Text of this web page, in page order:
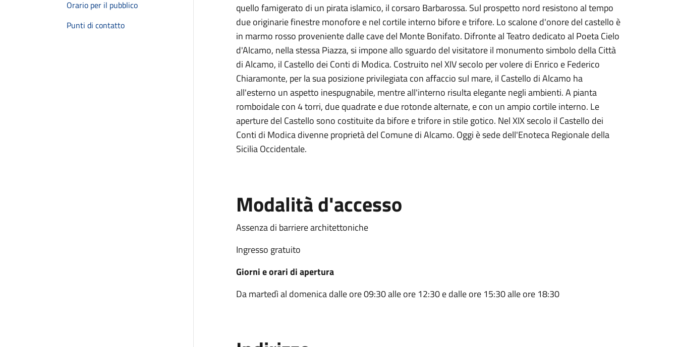
Orario per il pubblico
Punti di contatto
quello famigerato di un pirata islamico, il corsaro Barbarossa. Sul prospetto nord resistono al tempo
due originarie finestre monofore e nel cortile interno bifore e trifore. Lo scalone d'onore del castello è
in marmo rosso proveniente dalle cave del Monte Bonifato. Difronte al Teatro dedicato al Poeta Cielo
d'Alcamo, nella stessa Piazza, si impone allo sguardo del visitatore il monumento simbolo della Città
di Alcamo, il Castello dei Conti di Modica. Costruito nel XIV secolo per volere di Enrico e Federico
Chiaramonte, per la sua posizione privilegiata con affaccio sul mare, il Castello di Alcamo ha
all'esterno un aspetto inespugnabile, mentre all'interno risulta elegante negli ambienti. A pianta
romboidale con 4 torri, due quadrate e due rotonde alternate, e con un ampio cortile interno. Le
aperture del Castello sono costituite da bifore e trifore in stile gotico. Nel XIX secolo il Castello dei
Conti di Modica divenne proprietà del Comune di Alcamo. Oggi è sede dell'Enoteca Regionale della
Sicilia Occidentale.
Modalità d'accesso
Assenza di barriere architettoniche
Ingresso gratuito
Giorni e orari di apertura
Da martedì al domenica dalle ore 09:30 alle ore 12:30 e dalle ore 15:30 alle ore 18:30